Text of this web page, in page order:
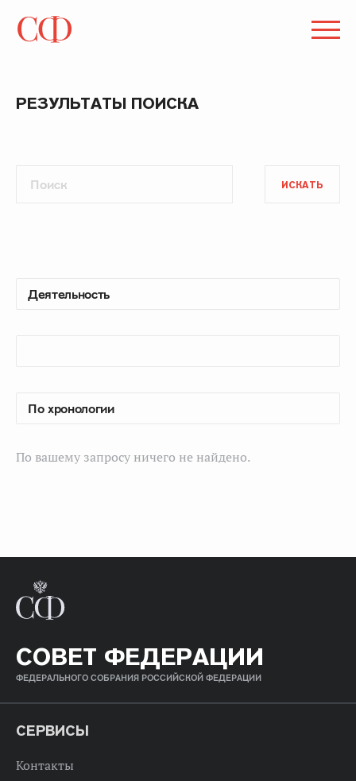
РЕЗУЛЬТАТЫ ПОИСКА
ИСКАТЬ
По вашему запросу ничего не найдено.
СОВЕТ ФЕДЕРАЦИИ
ФЕДЕРАЛЬНОГО СОБРАНИЯ РОССИЙСКОЙ ФЕДЕРАЦИИ
СЕРВИСЫ
Контакты